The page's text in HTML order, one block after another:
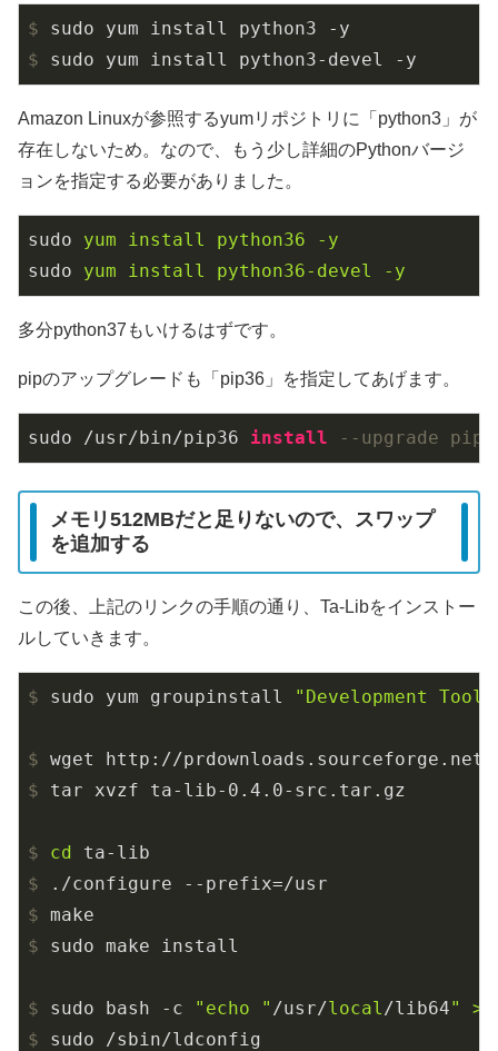
$ sudo yum install python3 -y
$ sudo yum install python3-devel -y
Amazon Linuxが参照するyumリポジトリに「python3」が
存在しないため。なので、もう少し詳細のPythonバージ
ョンを指定する必要がありました。
sudo
yum install python36 -y
sudo
yum install python36-devel -y
多分python37もいけるはずです。
pipのアップグレードも「pip36」を指定してあげます。
sudo /usr/bin/pip36 install --upgrade pip
メモリ512MBだと足りないので、スワップ
を追加する
この後、上記のリンクの手順の通り、Ta-Libをインストー
ルしていきます。
$ sudo yum groupinstall "Development
$ wget http://
$ tar xvzf ta-lib-0.4.0-src.tar.gz
$ cd ta-lib
$ ./configure --prefix=/usr
$ make
$ sudo make install
$ sudo bash -c "echo " /usr/local /lib64"
$ sudo /sbin/ldconfig